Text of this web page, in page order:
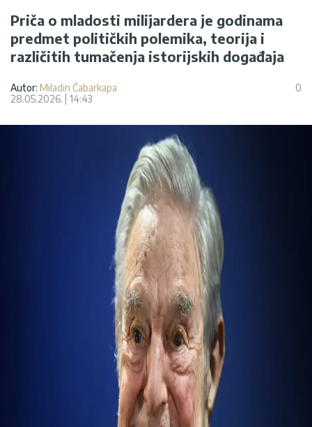
Priča o mladosti milijardera je godinama
predmet političkih polemika, teorija i
različitih tumačenja istorijskih događaja
Autor: Miladin Čabarkapa
28.05.2026.
14:43
0